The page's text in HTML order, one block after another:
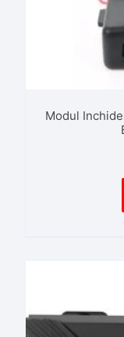
Modul